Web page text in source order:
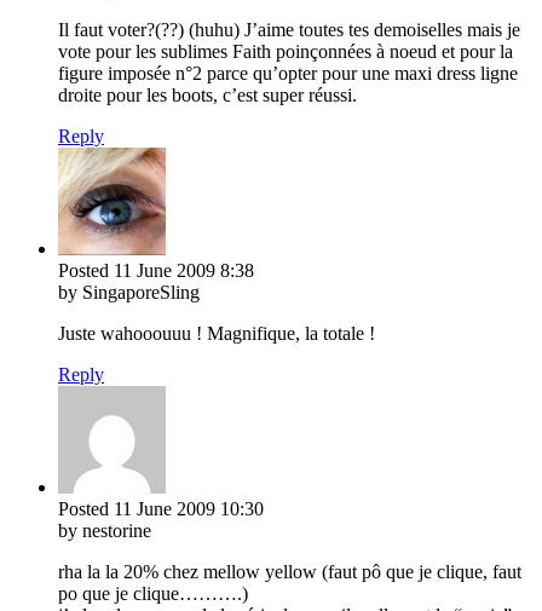
Il faut voter?(??) (huhu) J’aime toutes tes demoiselles mais je
vote pour les sublimes Faith poinçonnées à noeud et pour la
figure imposée n°2 parce qu’opter pour une maxi dress ligne
droite pour les boots, c’est super réussi.
Reply
Posted 11 June 2009 8:38
by SingaporeSling
Juste wahooouuu ! Magnifique, la totale !
Reply
Posted 11 June 2009 10:30
by nestorine
rha la la 20% chez mellow yellow (faut pô que je clique, faut
po que je clique……….)